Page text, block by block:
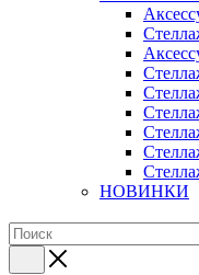
НОВИНКИ